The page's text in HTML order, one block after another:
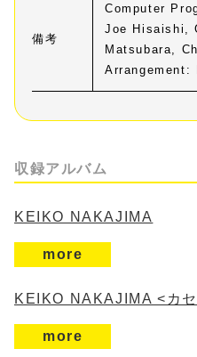
備考
Computer
Joe Hisaishi,
Matsubara,
Arrangement:
収録アルバム
KEIKO NAKAJIMA
more
KEIKO NAKAJIMA <カ
more